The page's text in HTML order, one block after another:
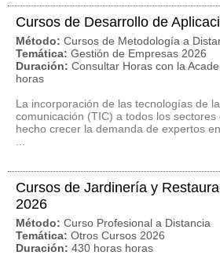
Cursos de Desarrollo de
Método: Cursos de Metodología a
Temática: Gestión de Empresas 2026
Duración: Consultar Horas con la
horas
La incorporación de las tecnologías de
comunicación (TIC) a todos los
hecho crecer la demanda de expertos
Cursos de Jardinería y
2026
Método: Curso Profesional a Distancia
Temática: Otros Cursos 2026
Duración: 430 horas horas